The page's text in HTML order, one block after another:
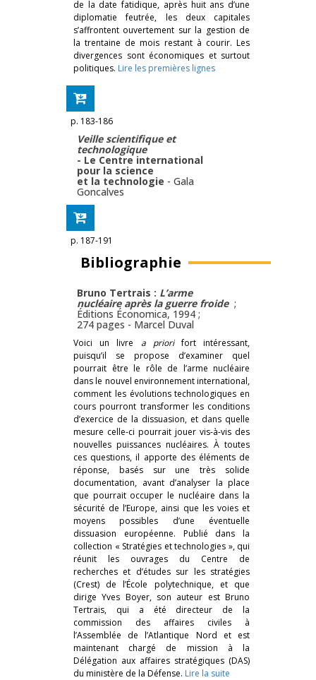
de la date fatidique, après huit ans d’une
diplomatie feutrée, les deux capitales
s’affrontent ouvertement sur la gestion de
la trentaine de mois restant à courir. Les
divergences sont économiques et surtout
politiques. Lire les premières lignes
p. 183-186
Veille scientifique et
technologique
- Le Centre international
pour la science
et la technologie - Gala
Goncalves
p. 187-191
Bibliographie
Bruno Tertrais : L’arme
nucléaire après la guerre froide ;
Éditions Économica, 1994 ;
274 pages - Marcel Duval
Voici un livre a priorifort intéressant,
puisqu’il se propose d’examiner quel
pourrait être le rôle de l’arme nucléaire
dans le nouvel environnement international,
comment les évolutions technologiques en
cours pourront transformer les conditions
d’exercice de la dissuasion, et dans quelle
mesure celle-ci pourrait jouer vis-à-vis des
nouvelles puissances nucléaires. À toutes
ces questions, il apporte des éléments de
réponse, basés sur une très solide
documentation, avant d’analyser la place
que pourrait occuper le nucléaire dans la
sécurité de l’Europe, ainsi que les voies et
moyens possibles d’une éventuelle
dissuasion européenne. Publié dans la
collection « Stratégies et technologies », qui
réunit les ouvrages du Centre de
recherches et d’études sur les stratégies
(Crest) de l’École polytechnique, et que
dirige Yves Boyer, son auteur est Bruno
Tertrais, qui a été directeur de la
commission des affaires civiles à
l’Assemblée de l’Atlantique Nord et est
maintenant chargé de mission à la
Délégation aux affaires stratégiques (DAS)
du ministère de la Défense. Lire la suite